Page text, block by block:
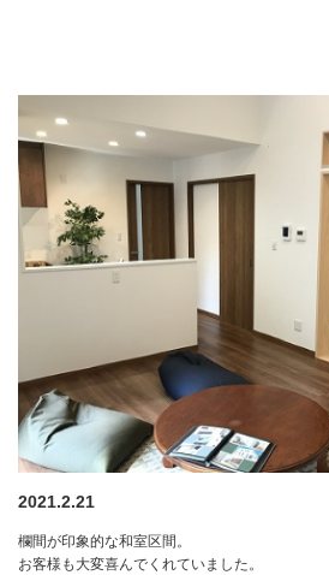
2021.2.21
欄間が印象的な和室区間。
お客様も大変喜んでくれていました。